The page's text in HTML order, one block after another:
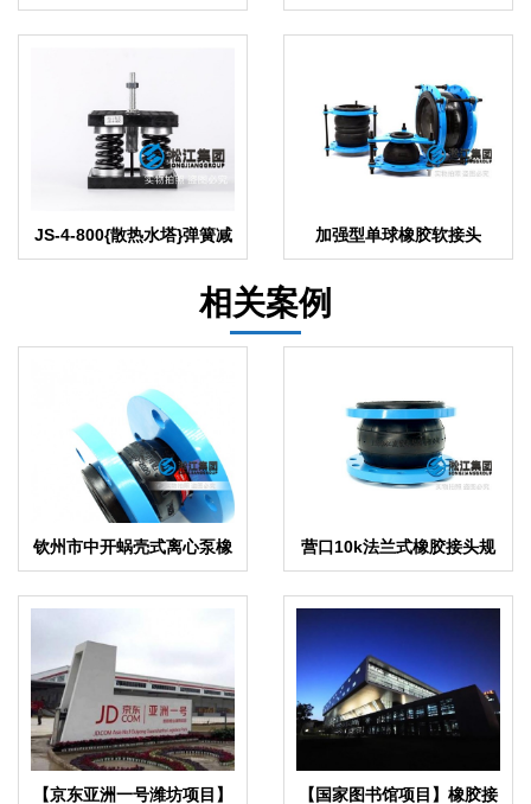
双球体避震接头
JS-4-800{散热水塔}弹簧减
震器
加强型单球橡胶软接头
相关案例
钦州市中开蜗壳式离心泵橡
胶软连接
营口10k法兰式橡胶接头规
格全齐
【京东亚洲一号潍坊项目】 【国家图书馆项目】橡胶接